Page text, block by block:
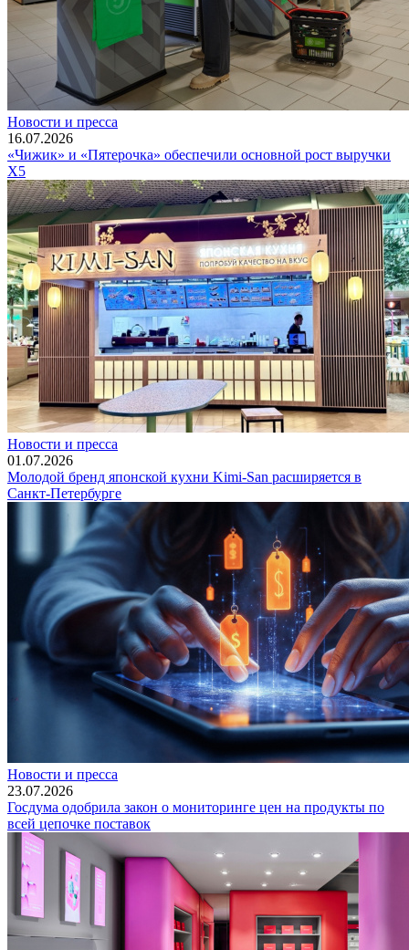
Новости и пресса
16.07.2026
«Чижик» и «Пятерочка» обеспечили основной рост выручки
X5
Новости и пресса
01.07.2026
Молодой бренд японской кухни Kimi-San расширяется в
Санкт-Петербурге
Новости и пресса
23.07.2026
Госдума одобрила закон о мониторинге цен на продукты по
всей цепочке поставок